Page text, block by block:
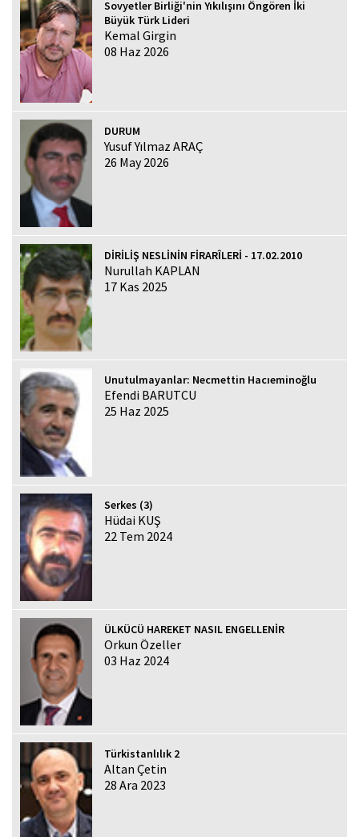
Sovyetler Birliği'nin Yıkılışını Öngören İki
Büyük Türk Lideri
Kemal Girgin
08 Haz 2026
DURUM
Yusuf Yılmaz ARAÇ
26 May 2026
DİRİLİŞ NESLİNİN FİRARÎLERİ - 17.02.2010
Nurullah KAPLAN
17 Kas 2025
Unutulmayanlar: Necmettin Hacıeminoğlu
Efendi BARUTCU
25 Haz 2025
Serkes (3)
Hüdai KUŞ
22 Tem 2024
ÜLKÜCÜ HAREKET NASIL ENGELLENİR
Orkun Özeller
03 Haz 2024
Türkistanlılık 2
Altan Çetin
28 Ara 2023